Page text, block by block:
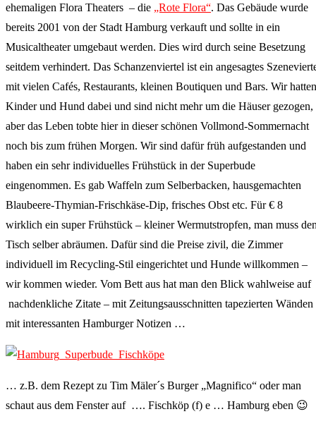
ehemaligen Flora Theaters – die „Rote Flora“. Das Gebäude wurde
bereits 2001 von der Stadt Hamburg verkauft und sollte in ein
Musicaltheater umgebaut werden. Dies wird durch seine Besetzung
seitdem verhindert. Das Schanzenviertel ist ein angesagtes
mit vielen Cafés, Restaurants, kleinen Boutiquen und Bars. Wir hatten
Kinder und Hund dabei und sind nicht mehr um die Häuser gezogen,
aber das Leben tobte hier in dieser schönen Vollmond-Sommernacht
noch bis zum frühen Morgen. Wir sind dafür früh aufgestanden und
haben ein sehr individuelles Frühstück in der Superbude
eingenommen. Es gab Waffeln zum Selberbacken, hausgemachten
Blaubeere-Thymian-Frischkäse-Dip, frisches Obst etc. Für € 8
wirklich ein super Frühstück – kleiner Wermutstropfen, man muss
Tisch selber abräumen. Dafür sind die Preise zivil, die Zimmer
individuell im Recycling-Stil eingerichtet und Hunde willkommen –
wir kommen wieder. Vom Bett aus hat man den Blick wahlweise auf
nachdenkliche Zitate – mit Zeitungsausschnitten tapezierten Wänden
mit interessanten Hamburger Notizen …
… z.B. dem Rezept zu Tim Mäler´s Burger „Magnifico“ oder man
schaut aus dem Fenster auf …. Fischköp (f) e … Hamburg eben 😉